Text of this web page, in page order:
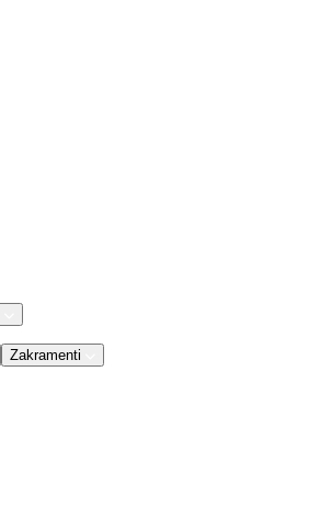
Zakramenti